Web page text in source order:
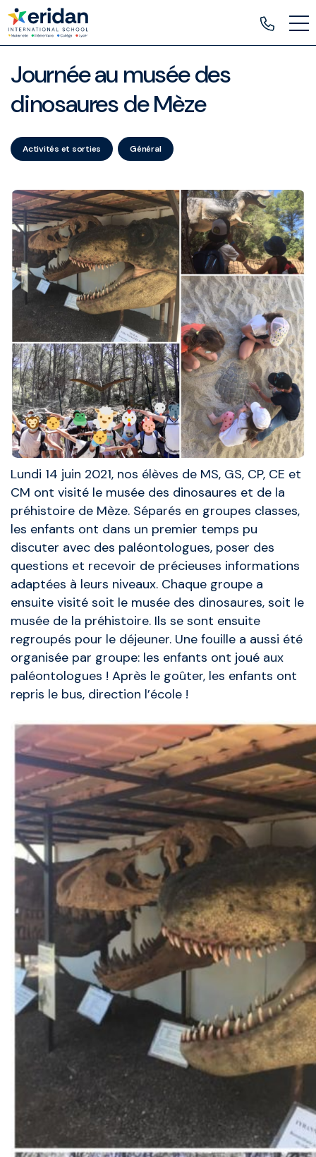
Journée au musée des
dinosaures de Mèze
Activités et sorties Général
Lundi 14 juin 2021, nos élèves de MS, GS, CP, CE et
CM ont visité le musée des dinosaures et de la
préhistoire de Mèze. Séparés en groupes classes,
les enfants ont dans un premier temps pu
discuter avec des paléontologues, poser des
questions et recevoir de précieuses informations
adaptées à leurs niveaux. Chaque groupe a
ensuite visité soit le musée des dinosaures, soit le
musée de la préhistoire. Ils se sont ensuite
regroupés pour le déjeuner. Une fouille a aussi été
organisée par groupe: les enfants ont joué aux
paléontologues ! Après le goûter, les enfants ont
repris le bus, direction l’école !